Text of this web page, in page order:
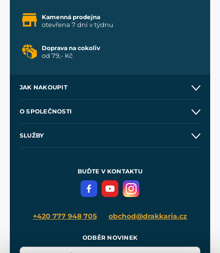
Kamenná prodejna
otevřena 7 dní v týdnu
Doprava na cokoliv
od 79,- Kč
JAK NAKOUPIT
Velkoobchod
O SPOLEČNOSTI
SLUŽBY
Meče pro Kingdom Come
BUĎTE V KONTAKTU
+420 777 948 705 obchod@drakkaria.cz
ODBĚR NOVINEK